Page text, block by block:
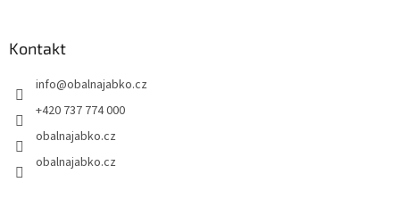
Kontakt
info@obalnajabko.cz
+420 737 774 000
obalnajabko.cz
obalnajabko.cz